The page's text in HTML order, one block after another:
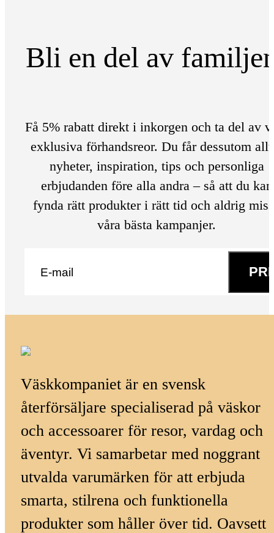
Bli en del av
Få 5% rabatt direkt i inkorgen och ta del av
exklusiva förhandsreor. Du får dessutom
nyheter, inspiration, tips och personliga
erbjudanden före alla andra – så att du kan
fynda rätt produkter i rätt tid och aldrig
våra bästa kampanjer.
Väskkompaniet är en svensk
återförsäljare specialiserad på väskor
och accessoarer för resor, vardag och
äventyr. Vi samarbetar med noggrant
utvalda varumärken för att erbjuda
smarta, stilrena och funktionella
produkter som håller över tid. Oavsett